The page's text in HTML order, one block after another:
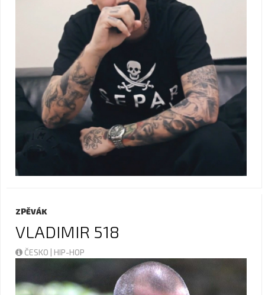
ZPĚVÁK
VLADIMIR 518
ČESKO | HIP-HOP